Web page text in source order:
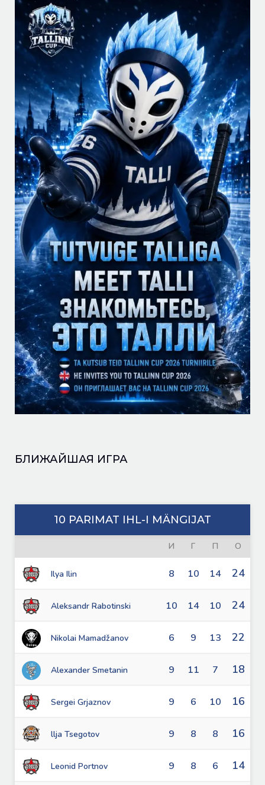
БЛИЖАЙШАЯ ИГРА
10 PARIMAT IHL-I MÄNGIJAT
И Г П О
Ilya Ilin 8 10 14 24
Aleksandr Rabotinski 10 14 10 24
Nikolai Mamadžanov 6 9 13 22
Alexander Smetanin 9 11 7 18
Sergei Grjaznov 9 6 10 16
llja Tsegotov 9 8 8 16
Leonid Portnov 9 8 6 14